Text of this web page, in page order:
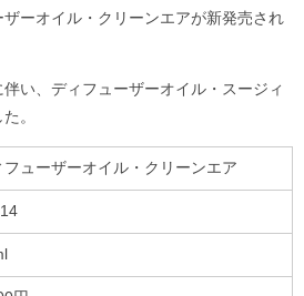
ーオイル・クリーンエアが新発売され
い、ディフューザーオイル・スージィ
。
フューザーオイル・クリーンエア